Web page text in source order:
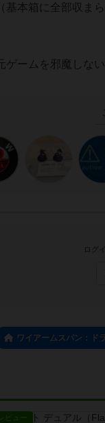
基本箱に全部収ま
ゲームを邪魔しな
ログ
ワイアームスパン：ド
レビュー